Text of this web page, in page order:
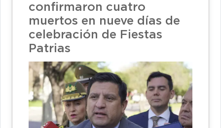
confirmaron cuatro
muertos en nueve días de
celebración de Fiestas
Patrias